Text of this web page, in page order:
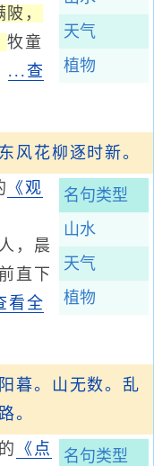
天气
植物
，
牧童
...查
风花柳逐时新。
名句类型
山水
天气
植物
《观
，晨
直下
看全
暮。山无数。乱
。
名句类型
的 《点